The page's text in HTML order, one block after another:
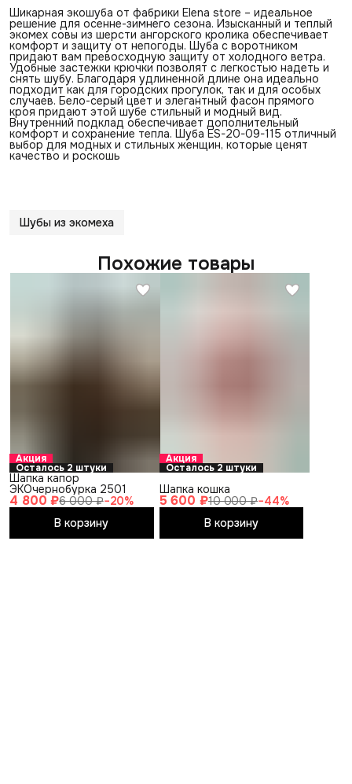
Шикарная экошуба от фабрики Elena store – идеальное
решение для осенне-зимнего сезона. Изысканный и теплый
экомех совы из шерсти ангорского кролика обеспечивает
комфорт и защиту от непогоды. Шуба с воротником
придают вам превосходную защиту от холодного ветра.
Удобные застежки крючки позволят с легкостью надеть и
снять шубу. Благодаря удлиненной длине она идеально
подходит как для городских прогулок, так и для особых
случаев. Бело-серый цвет и элегантный фасон прямого
кроя придают этой шубе стильный и модный вид.
Внутренний подклад обеспечивает дополнительный
комфорт и сохранение тепла. Шуба ES-20-09-115 отличный
выбор для модных и стильных женщин, которые ценят
качество и роскошь
Шубы из экомеха
Похожие товары
Акция
Осталось 2 штуки
4 800 ₽6 000 ₽−20%
Шапка капор
ЭКОчернобурка 2501
В корзину
Акция
Осталось 2 штуки
5 600 ₽10 000 ₽−44%
Шапка кошка
В корзину